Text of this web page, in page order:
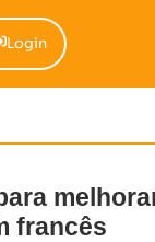
Login
francês